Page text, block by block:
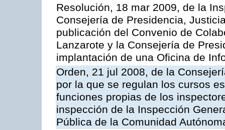
Resolución, 18 mar 2009, de la
Consejería de Presidencia,
publicación del Convenio de
Lanzarote y la Consejería de
implantación de una Oficina de
Orden, 21 jul 2008, de la
por la que se regulan los cursos
funciones propias de los
inspección de la Inspección
Pública de la Comunidad